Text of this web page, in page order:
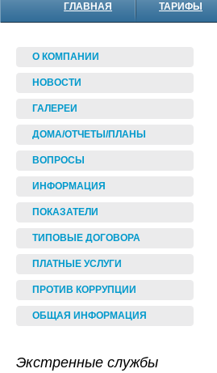
ГЛАВНАЯ ТАРИФЫ
О КОМПАНИИ
НОВОСТИ
ГАЛЕРЕИ
ДОМА/ОТЧЕТЫ/ПЛАНЫ
ВОПРОСЫ
ИНФОРМАЦИЯ
ПОКАЗАТЕЛИ
ТИПОВЫЕ ДОГОВОРА
ПЛАТНЫЕ УСЛУГИ
ПРОТИВ КОРРУПЦИИ
ОБЩАЯ ИНФОРМАЦИЯ
Экстренные службы